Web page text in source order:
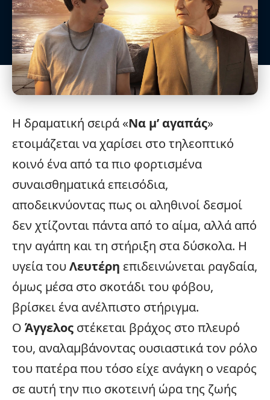
Η δραματική σειρά «Να μ’ αγαπάς»
ετοιμάζεται να χαρίσει στο τηλεοπτικό
κοινό ένα από τα πιο φορτισμένα
συναισθηματικά επεισόδια,
αποδεικνύοντας πως οι αληθινοί δεσμοί
δεν χτίζονται πάντα από το αίμα, αλλά από
την αγάπη και τη στήριξη στα δύσκολα. Η
υγείατουΛευτέρη επιδεινώνεται ραγδαία,
όμως μέσα στο σκοτάδι του φόβου,
βρίσκει ένα ανέλπιστο στήριγμα.
Ο Άγγελος στέκεται βράχος στο πλευρό
του, αναλαμβάνοντας ουσιαστικά τον ρόλο
του πατέρα που τόσο είχε ανάγκη ο νεαρός
σε αυτή την πιο σκοτεινή ώρα της ζωής